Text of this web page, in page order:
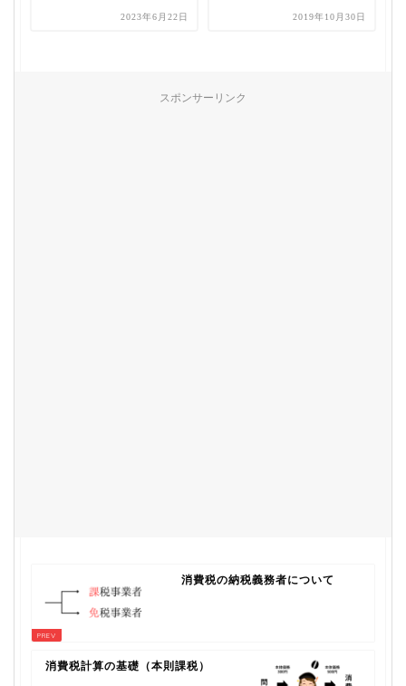
2023年6月22日 2019年10月30日
スポンサーリンク
消費税の納税義務者について
消費税計算の基礎（本則課税）